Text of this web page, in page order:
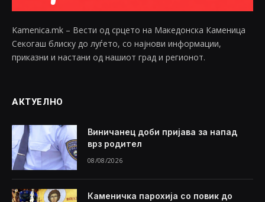
Kamenica.mk – Вести од срцето на Македонска Каменица
Секогаш блиску до луѓето, со најнови информации,
приказни и настани од нашиот град и регионот.
АКТУЕЛНО
Виничанец доби пријава за напад
врз родител
08/08/2026
Каменичка парохија со повик до